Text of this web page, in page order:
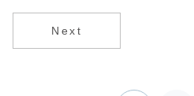
限を最新版解
Next